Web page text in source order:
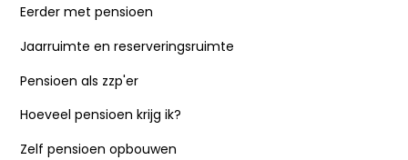
Eerder met pensioen
Jaarruimte en reserveringsruimte
Pensioen als zzp'er
Hoeveel pensioen krijg ik?
Zelf pensioen opbouwen